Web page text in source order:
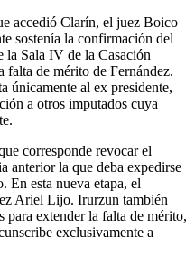
accedió Clarín, el juez Boico
sostenía la confirmación del
la Sala IV de la Casación
de mérito de Fernández.
únicamente al ex presidente,
a otros imputados cuya
corresponde revocar el
anterior la que deba expedirse
En esta nueva etapa, el
Ariel Lijo. Irurzun también
para extender la falta de mérito,
exclusivamente a